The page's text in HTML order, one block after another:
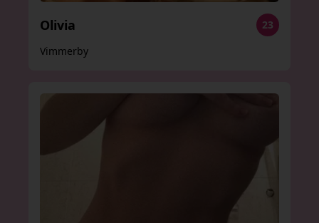
Olivia
23
Vimmerby